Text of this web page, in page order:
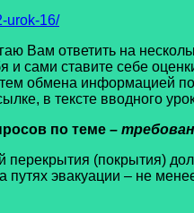
urok-16/
ответить на
сами ставите себе
обмена информацией
в тексте вводного
по теме –
(покрытия)
путях эвакуации – не